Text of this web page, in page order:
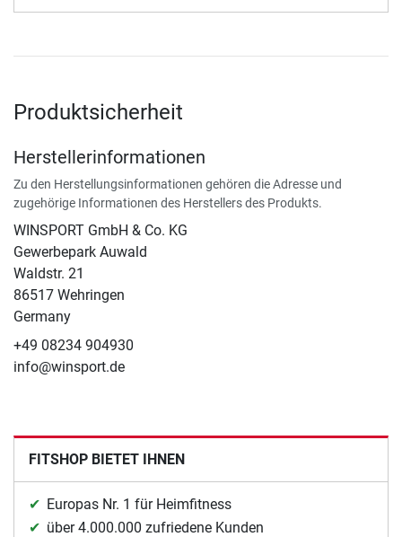
Produktsicherheit
Herstellerinformationen
Zu den Herstellungsinformationen gehören die Adresse und
zugehörige Informationen des Herstellers des Produkts.
WINSPORT GmbH & Co. KG
Gewerbepark Auwald
Waldstr. 21
86517 Wehringen
Germany
+49 08234 904930
info@winsport.de
FITSHOP BIETET IHNEN
Europas Nr. 1 für Heimfitness
über 4.000.000 zufriedene Kunden